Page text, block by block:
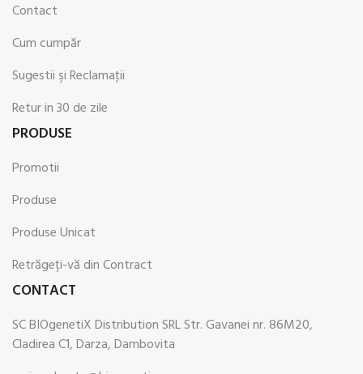
Contact
Cum cumpăr
Sugestii şi Reclamaţii
Retur in 30 de zile
PRODUSE
Promotii
Produse
Produse Unicat
Retrăgeți-vă din Contract
CONTACT
SC BIOgenetiX Distribution SRL Str. Gavanei nr. 86M20,
Cladirea C1, Darza, Dambovita